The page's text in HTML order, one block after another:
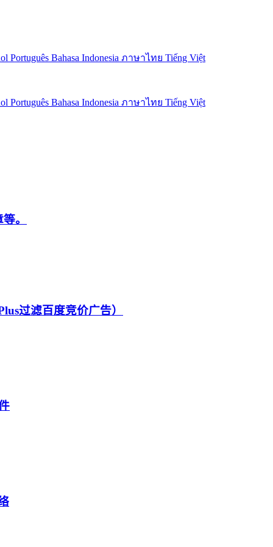
Português Bahasa Indonesia ภาษาไทย Tiếng Việt
Português Bahasa Indonesia ภาษาไทย Tiếng Việt
。
过滤百度竞价广告）